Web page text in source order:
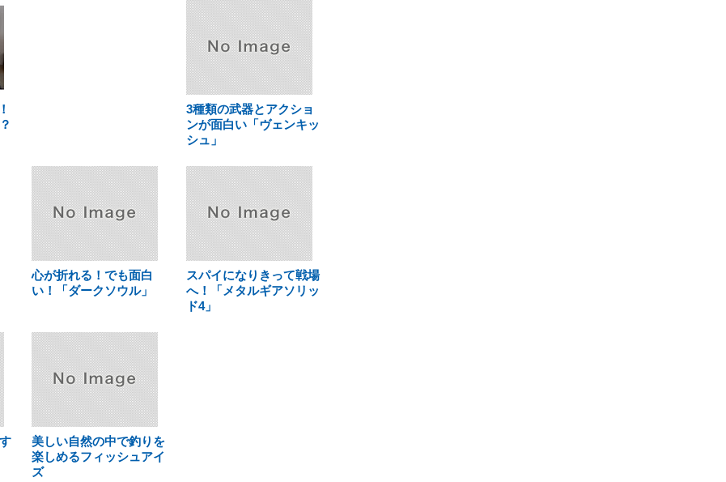
3種類の武器とアクショ
ンが面白い「ヴェンキッ
シュ」
心が折れる！でも面白
い！「ダークソウル」
スパイになりきって戦場
へ！「メタルギアソリッ
ド4」
美しい自然の中で釣りを
楽しめるフィッシュアイ
ズ